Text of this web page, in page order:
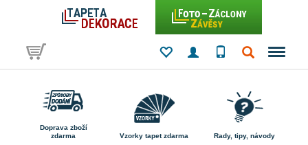
Doprava zboží
zdarma
Vzorky tapet zdarma Rady, tipy, návody